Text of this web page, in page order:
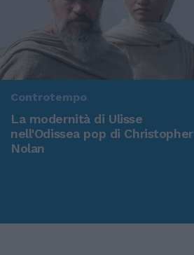
Controtempo
La modernità di Ulisse
nell'Odissea pop di Christopher
Nolan